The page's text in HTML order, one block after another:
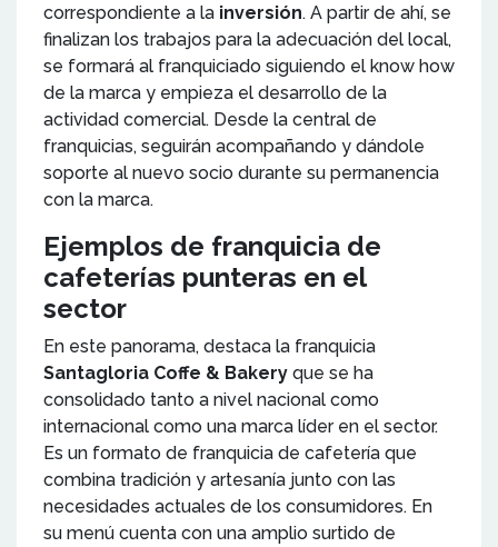
correspondiente a la inversión. A partir de ahí, se
finalizan los trabajos para la adecuación del local,
se formará al franquiciado siguiendo el know how
de la marca y empieza el desarrollo de la
actividad comercial. Desde la central de
franquicias, seguirán acompañando y dándole
soporte al nuevo socio durante su permanencia
con la marca.
Ejemplos de franquicia de
cafeterías punteras en el
sector
En este panorama, destaca la franquicia
Santagloria Coffe & Bakery que se ha
consolidado tanto a nivel nacional como
internacional como una marca líder en el sector.
Es un formato de franquicia de cafetería que
combina tradición y artesanía junto con las
necesidades actuales de los consumidores. En
su menú cuenta con una amplio surtido de